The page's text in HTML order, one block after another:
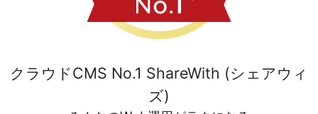
クラウドCMS No.1 ShareWith (シェアウィ
ズ)